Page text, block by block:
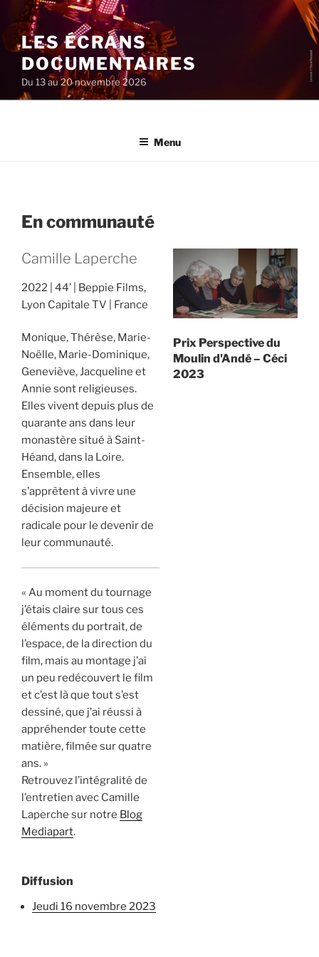
au
contenu
principal
LES ÉCRANS
DOCUMENTAIRES
Du 13 au 20 novembre 2026
Menu
En communauté
Camille Laperche
2022 44’
Beppie Films,
Lyon Capitale TV
France
Monique, Thérèse, Marie-
Noëlle, Marie-Dominique,
Geneviève, Jacqueline et
Annie sont religieuses.
Elles vivent depuis plus de
quarante ans dans leur
monastère situé à Saint-
Héand, dans la Loire.
Ensemble, elles
s’apprêtent à vivre une
décision majeure et
radicale pour le devenir de
leur communauté.
« Au moment du tournage
j’étais claire sur tous ces
éléments du portrait, de
l’espace, de la direction du
film, mais au montage j’ai
un peu redécouvert le film
et c’est là que tout s’est
dessiné, que j’ai réussi à
appréhender toute cette
matière, filmée sur quatre
ans. »
Retrouvez l’intégralité de
l’entretien avec Camille
Laperche sur notre Blog
Mediapart.
Prix Perspective du
Moulin d'Andé – Céci
2023
Diffusion
jeudi 16 novembre 2023